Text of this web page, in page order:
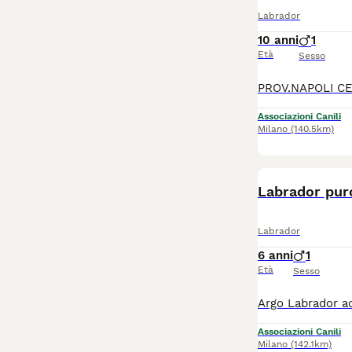
Labrador
10 anni
Età
1
Sesso
Associazioni Canili
Milano (140.5km)
Labrador
Labrador
6 anni
Età
1
Sesso
Associazioni Canili
Milano (142.1km)